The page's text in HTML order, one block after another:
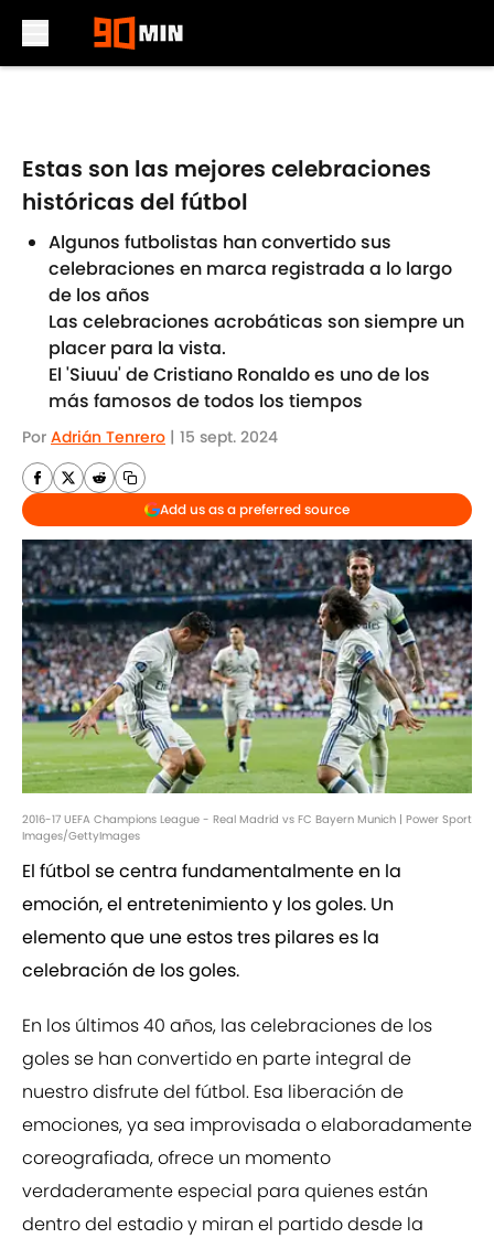
Estas son las mejores celebraciones
históricas del fútbol
Algunos futbolistas han convertido sus
celebraciones en marca registrada a lo largo
de los años
Las celebraciones acrobáticas son siempre un
placer para la vista.
El 'Siuuu' de Cristiano Ronaldo es uno de los
más famosos de todos los tiempos
Por Adrián Tenrero | 15 sept. 2024
Add us as a preferred source
2016-17 UEFA Champions League - Real Madrid vs FC Bayern Munich | Power Sport
Images/GettyImages
El fútbol se centra fundamentalmente en la
emoción, el entretenimiento y los goles. Un
elemento que une estos tres pilares es la
celebración de los goles.
En los últimos 40 años, las celebraciones de los
goles se han convertido en parte integral de
nuestro disfrute del fútbol. Esa liberación de
emociones, ya sea improvisada o elaboradamente
coreografiada, ofrece un momento
verdaderamente especial para quienes están
dentro del estadio y miran el partido desde la